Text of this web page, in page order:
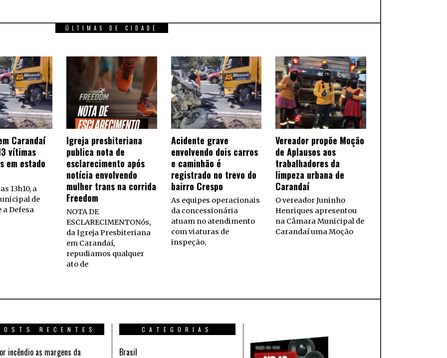
ÚLTIMAS DE CIDADE
Carandaí
vítimas
em estado
13h10, a
de
a Defesa
Igreja presbiteriana
publica nota de
esclarecimento após
notícia envolvendo
mulher trans na corrida
Freedom
NOTA DE
ESCLARECIMENTONós,
da Igreja Presbiteriana
em Carandaí,
repudiamos qualquer
ato de
Acidente grave
envolvendo dois carros
e caminhão é
registrado no trevo do
bairro Crespo
As equipes operacionais
da concessionária
atuam no atendimento
com viaturas de
inspeção,
Vereador propõe Moção
de Aplausos aos
trabalhadores da
limpeza urbana de
Carandaí
O vereador Juninho
Henriques apresentou
na Câmara Municipal de
Carandaí uma Moção
RECENTES
incêndio as margens da
CATEGORIAS
Brasil